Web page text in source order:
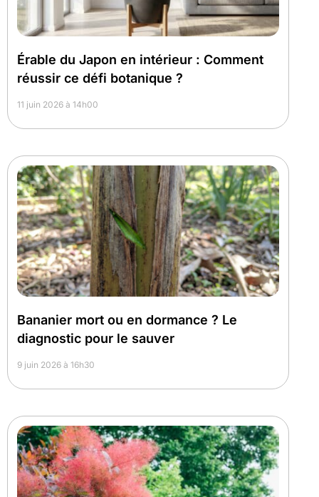
Érable du Japon en intérieur : Comment
réussir ce défi botanique ?
11 juin 2026 à 14h00
Bananier mort ou en dormance ? Le
diagnostic pour le sauver
9 juin 2026 à 16h30